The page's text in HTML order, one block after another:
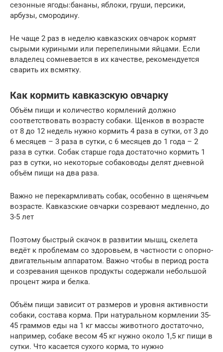
сезонные ягоды:бананы, яблоки, груши, персики,
арбузы, смородину.
Не чаще 2 раз в неделю кавказских овчарок кормят
сырыми куриными или перепелиными яйцами. Если
владелец сомневается в их качестве, рекомендуется
сварить их всмятку.
Как кормить кавказскую овчарку
Объём пищи и количество кормлений должно
соответствовать возрасту собаки. Щенков в возрасте
от 8 до 12 недель нужно кормить 4 раза в сутки, от 3 до
6 месяцев – 3 раза в сутки, с 6 месяцев до 1 года – 2
раза в сутки. Собак старше года достаточно кормить 1
раз в сутки, но некоторые собаководы делят дневной
объём пищи на два раза.
Важно не перекармливать собак, особенно в щенячьем
возрасте. Кавказские овчарки созревают медленно, до
3-5 лет
Поэтому быстрый скачок в развитии мышц, скелета
ведёт к проблемам со здоровьем, в частности с опорно-
двигательным аппаратом. Важно чтобы в период роста
и созревания щенков продукты содержали небольшой
процент жира и белка.
Объём пищи зависит от размеров и уровня активности
собаки, состава корма. При натуральном кормлении 35-
45 граммов еды на 1 кг массы животного достаточно,
например, собаке весом 45 кг нужно около 1,5 кг пищи в
сутки. Что касается сухого корма, то нужно